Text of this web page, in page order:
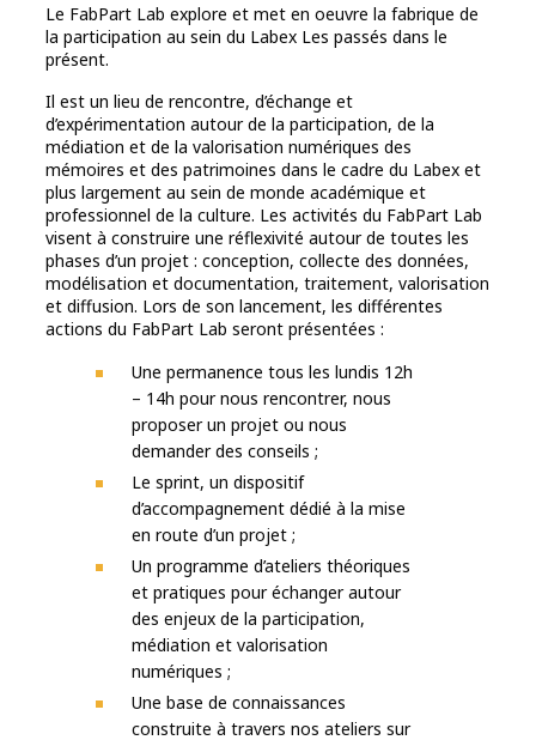
Le FabPart Lab explore et met en oeuvre la fabrique de
la participation au sein du Labex Les passés dans le
présent.
Il est un lieu de rencontre, d’échange et
d’expérimentation autour de la participation, de la
médiation et de la valorisation numériques des
mémoires et des patrimoines dans le cadre du Labex et
plus largement au sein de monde académique et
professionnel de la culture. Les activités du FabPart Lab
visent à construire une réflexivité autour de toutes les
phases d’un projet : conception, collecte des données,
modélisation et documentation, traitement, valorisation
et diffusion. Lors de son lancement, les différentes
actions du FabPart Lab seront présentées :
Une permanence tous les lundis 12h
– 14h pour nous rencontrer, nous
proposer un projet ou nous
demander des conseils ;
Le sprint, un dispositif
d’accompagnement dédié à la mise
en route d’un projet ;
Un programme d’ateliers théoriques
et pratiques pour échanger autour
des enjeux de la participation,
médiation et valorisation
numériques ;
Une base de connaissances
construite à travers nos ateliers sur